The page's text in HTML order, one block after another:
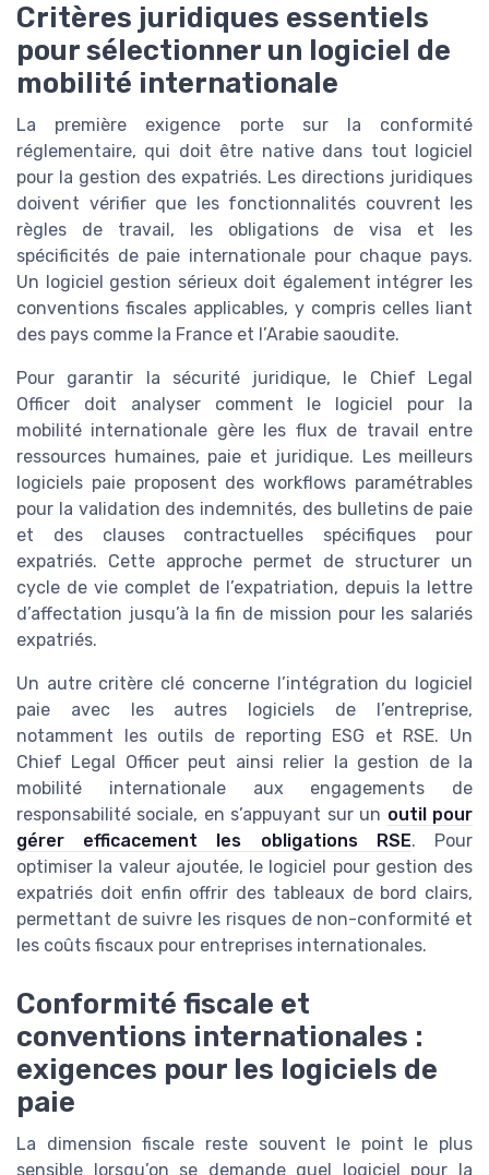
Critères juridiques essentiels
pour sélectionner un logiciel de
mobilité internationale
La première exigence porte sur la conformité
réglementaire, qui doit être native dans tout logiciel
pour la gestion des expatriés. Les directions juridiques
doivent vérifier que les fonctionnalités couvrent les
règles de travail, les obligations de visa et les
spécificités de paie internationale pour chaque pays.
Un logiciel gestion sérieux doit également intégrer les
conventions fiscales applicables, y compris celles liant
des pays comme la France et l’Arabie saoudite.
Pour garantir la sécurité juridique, le Chief Legal
Officer doit analyser comment le logiciel pour la
mobilité internationale gère les flux de travail entre
ressources humaines, paie et juridique. Les meilleurs
logiciels paie proposent des workflows paramétrables
pour la validation des indemnités, des bulletins de paie
et des clauses contractuelles spécifiques pour
expatriés. Cette approche permet de structurer un
cycle de vie complet de l’expatriation, depuis la lettre
d’affectation jusqu’à la fin de mission pour les salariés
expatriés.
Un autre critère clé concerne l’intégration du logiciel
paie avec les autres logiciels de l’entreprise,
notamment les outils de reporting ESG et RSE. Un
Chief Legal Officer peut ainsi relier la gestion de la
mobilité internationale aux engagements de
responsabilité sociale, en s’appuyant sur un outil pour
gérer efficacement les obligations RSE. Pour
optimiser la valeur ajoutée, le logiciel pour gestion des
expatriés doit enfin offrir des tableaux de bord clairs,
permettant de suivre les risques de non-conformité et
les coûts fiscaux pour entreprises internationales.
Conformité fiscale et
conventions internationales :
exigences pour les logiciels de
paie
La dimension fiscale reste souvent le point le plus
sensible lorsqu’on se demande quel logiciel pour la